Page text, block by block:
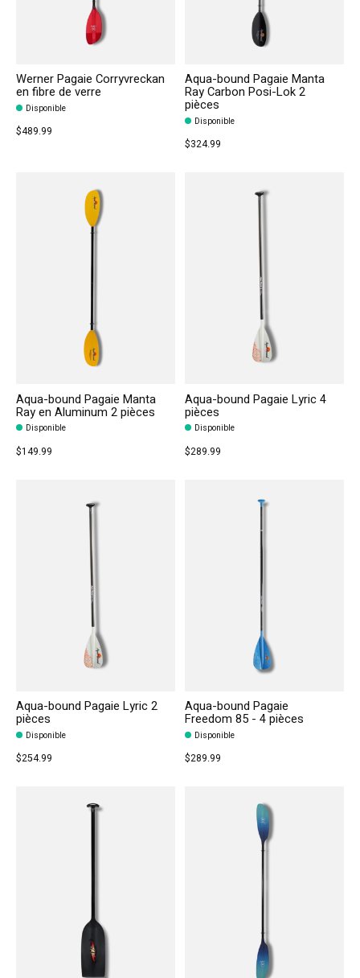
Werner Pagaie Corryvreckan
en fibre de verre
Disponible
$489.99
Aqua-bound Pagaie Manta
Ray Carbon Posi-Lok 2
pièces
Disponible
$324.99
Aqua-bound Pagaie Manta
Ray en Aluminum 2 pièces
Disponible
$149.99
Aqua-bound Pagaie Lyric 4
pièces
Disponible
$289.99
Aqua-bound Pagaie Lyric 2
pièces
Disponible
$254.99
Aqua-bound Pagaie
Freedom 85 - 4 pièces
Disponible
$289.99